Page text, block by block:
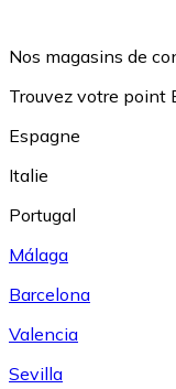
Nos magasins de
Trouvez votre point
Espagne
Italie
Portugal
Málaga
Barcelona
Valencia
Sevilla